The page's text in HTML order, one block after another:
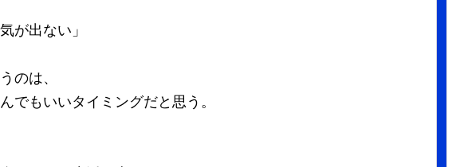
が出ない」
のは、
でもいいタイミングだと思う。